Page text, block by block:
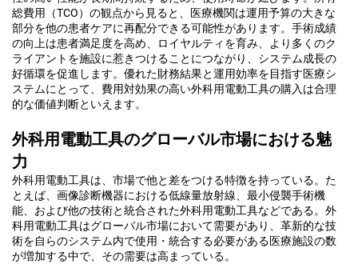
総費用（TCO）の観点から見ると、医療機関は運用予算の大きな
部分を他の患者ケアに再配分できる可能性があります。手術成績
の向上は患者満足度を高め、ロイヤルティを育み、より多くのク
ライアントを施設に惹きつけることにつながり、システム成長の
好循環を促進します。優れた財務結果と運用効率を目指す医療シ
ステムにとって、費用対効果の高い外科用電動工具の購入は合理
的な価値判断といえます。
外科用電動工具のグローバル市場における魅
力
外科用電動工具は、市場で他と差をつける特徴を持っている。た
とえば、画像診断機器における低線量放射線、最小侵襲手術機
能、および他の技術と統合された外科用電動工具などである。外
科用電動工具はグローバル市場において需要があり、革新的な技
術を自らのシステム内で使用・統合する必要がある医療施設の数
が増加する中で、その需要は高まっている。